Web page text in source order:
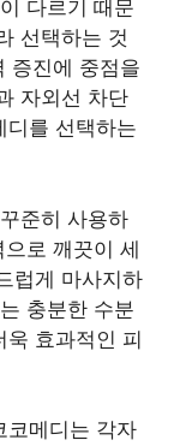
다르기 때문
선택하는 것
증진에 중점을
자외선 차단
디를 선택하는
준히 사용하
로 깨끗이 세
럽게 마사지하
충분한 수분
욱 효과적인 피
코메디는 각자